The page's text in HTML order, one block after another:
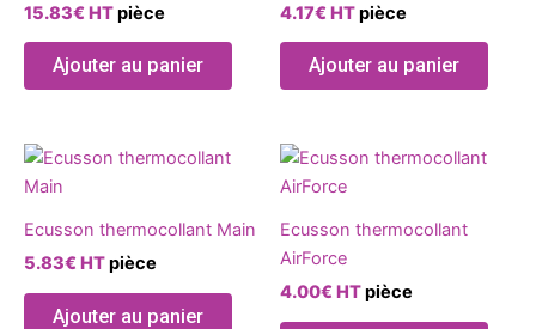
15.83€HTpièce
Ajouter au panier
4.17€HTpièce
Ajouter au panier
Ecusson thermocollant Main
5.83€HTpièce
Ajouter au panier
Ecusson thermocollant
AirForce
4.00€HTpièce